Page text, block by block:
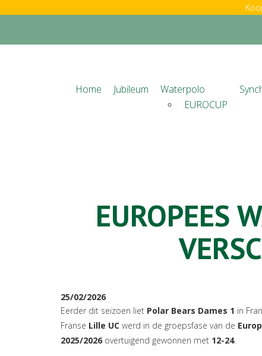
Home Jubileum
Waterpolo
EUROCUP
EUROPEES
25/02/2026
Eerder dit seizoen liet Polar Bears Dames 1 in
Franse Lille UC werd in de groepsfase van de
2025/2026 overtuigend gewonnen met 12-24.